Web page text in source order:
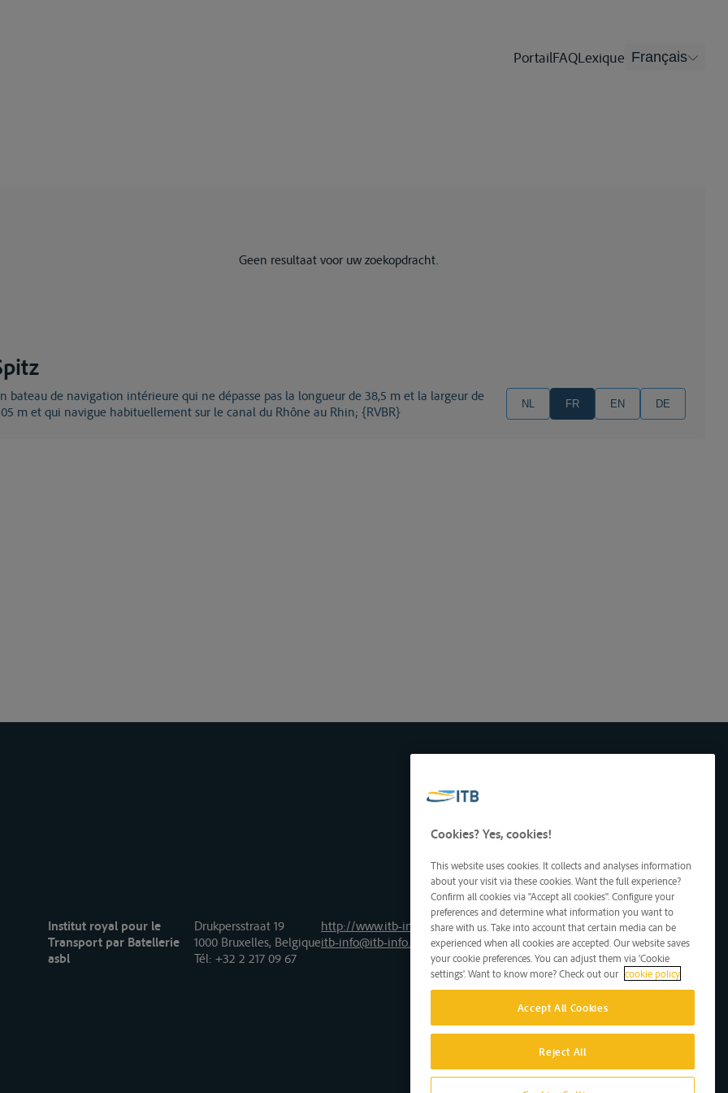
PortailFAQLexique Français
Geen resultaat voor uw zoekopdracht.
m et qui navigue habituellement sur le canal du Rhône au Rhin; {RVBR}
NL FR EN DE
Institut royal pour le
Transport par Batellerie
asbl
Drukpersstraat 19
1000 Bruxelles, Belgique
Tél: +32 2 217 09 67
http://www.itb-info.be
itb-info@itb-info.be
Cookies? Yes, cookies!
This website uses cookies. It collects and analyses information
about your visit via these cookies. Want the full experience?
Confirm all cookies via "Accept all cookies". Configure your
preferences and determine what information you want to
share with us. Take into account that certain media can be
experienced when all cookies are accepted. Our website saves
your cookie preferences. You can adjust them via 'Cookie
settings'. Want to know more? Check out our cookie policy
Accept All Cookies
Reject All